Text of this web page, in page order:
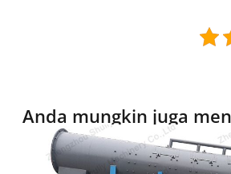
Anda mungkin juga